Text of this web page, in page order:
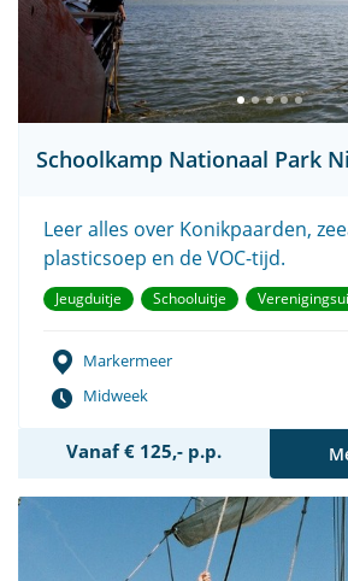
Schoolkamp Nationaal Park
Leer alles over Konikpaarden,
plasticsoep en de VOC-tijd.
Jeugduitje Schooluitje
Markermeer
Midweek
Vanaf € 125,- p.p.